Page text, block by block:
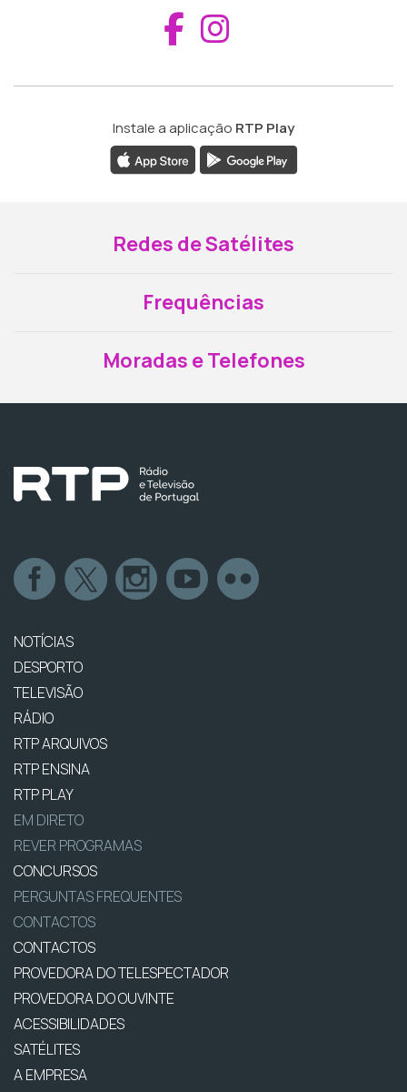
Aceder ao
Instale a aplicação RTP Play
Redes de Satélites
Frequências
Moradas e Telefones
NOTÍCIAS
DESPORTO
TELEVISÃO
RÁDIO
RTP ARQUIVOS
RTP ENSINA
RTP PLAY
EM DIRETO
REVER PROGRAMAS
CONCURSOS
PERGUNTAS FREQUENTES
CONTACTOS
CONTACTOS
PROVEDORA DO TELESPECTADOR
PROVEDORA DO OUVINTE
ACESSIBILIDADES
SATÉLITES
A EMPRESA